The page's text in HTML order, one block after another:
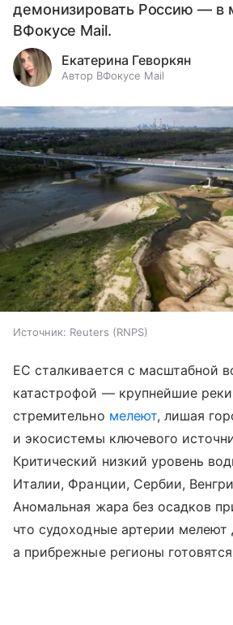
демонизировать Россию — в
ВФокусе Mail.
Екатерина Геворкян
Автор ВФокусе Mail
Источник: Reuters (RNPS)
ЕС сталкивается с масштабной
катастрофой — крупнейшие реки
стремительно мелеют, лишая
и экосистемы ключевого
Критический низкий уровень
Италии, Франции, Сербии,
Аномальная жара без осадков
что судоходные артерии мелеют
а прибрежные регионы